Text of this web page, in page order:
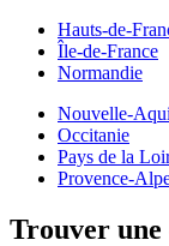
Hauts-de-
Île-de-France
Normandie
Nouvelle-
Occitanie
Pays de la
Provence-
Trouver une